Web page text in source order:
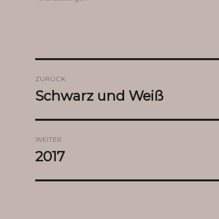
ZURÜCK
Vorheriger
Schwarz und Weiß
WEITER
Nächster
2017